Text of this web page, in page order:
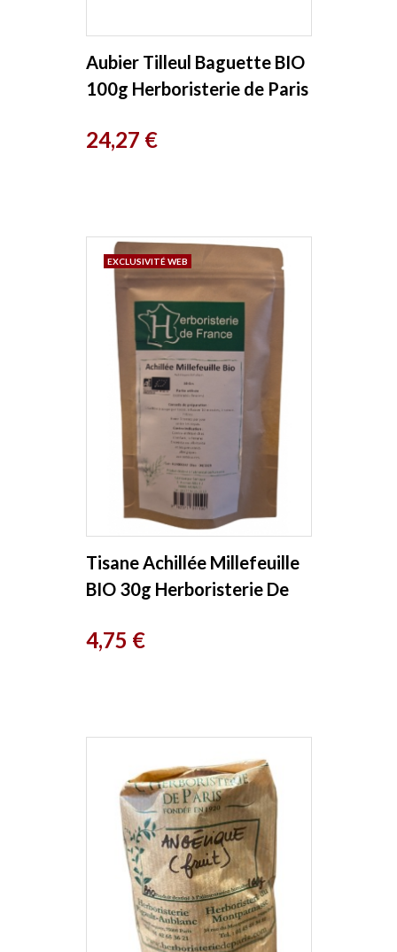
Aubier Tilleul Baguette BIO
100g Herboristerie de Paris
Prix
24,27 €
Tisane Achillée Millefeuille
BIO 30g Herboristerie De
Prix
4,75 €
EXCLUSIVITÉ WEB